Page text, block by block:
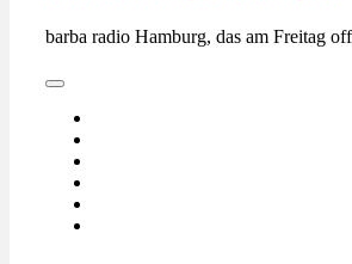
barba radio Hamburg, das am Freitag